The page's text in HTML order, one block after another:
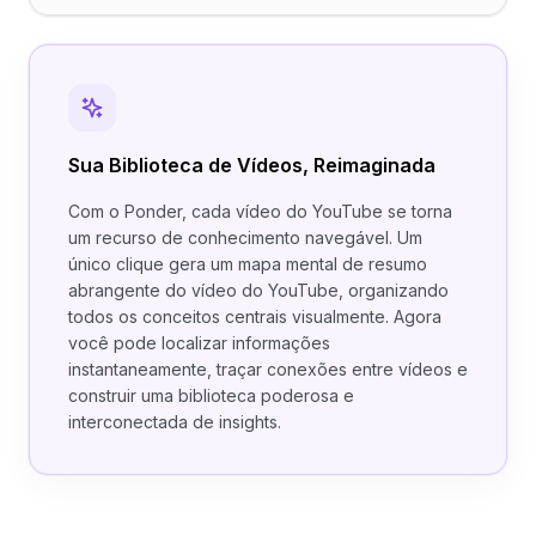
Sua Biblioteca de Vídeos, Reimaginada
Com o Ponder, cada vídeo do YouTube se torna
um recurso de conhecimento navegável. Um
único clique gera um mapa mental de resumo
abrangente do vídeo do YouTube, organizando
todos os conceitos centrais visualmente. Agora
você pode localizar informações
instantaneamente, traçar conexões entre vídeos e
construir uma biblioteca poderosa e
interconectada de insights.